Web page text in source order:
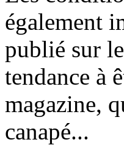
également
publié sur
tendance à
magazine,
canapé...